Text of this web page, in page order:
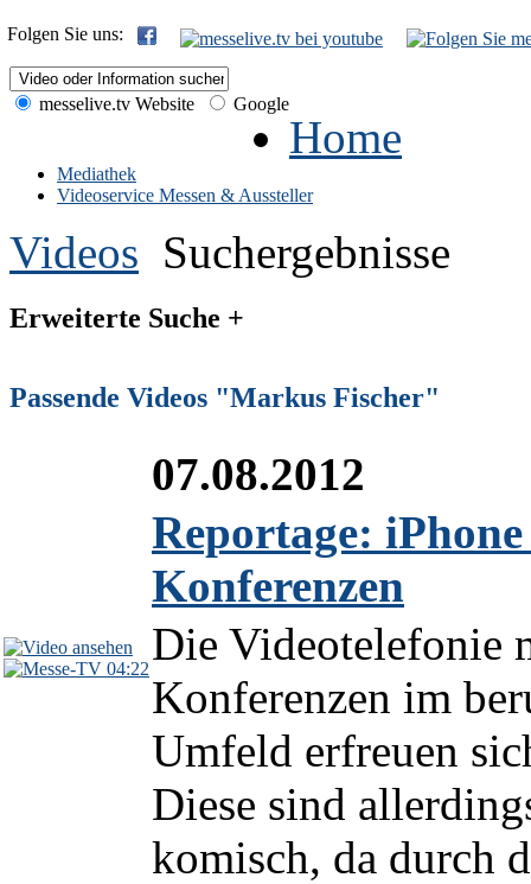
Folgen Sie uns:
messelive.tv Website Google
Home
Mediathek
Videoservice Messen & Aussteller
Videos Suchergebnisse
Erweiterte Suche +
Passende Videos "Markus Fischer"
04:22
07.08.2012
Reportage:
Konferenzen
Die Videotelefonie
Konferenzen im
Umfeld erfreuen
Diese sind
komisch, da durch